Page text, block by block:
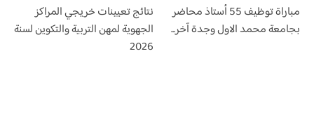
مباراة توظيف 55 أستاذ محاضر
بجامعة محمد الاول وجدة آخر...
نتائج تعيينات خريجي المراكز
الجهوية لمهن التربية والتكوين لسنة
2026